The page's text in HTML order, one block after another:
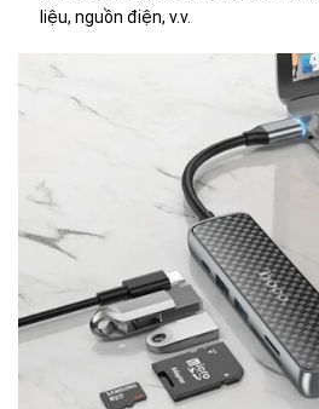
liệu, nguồn điện, v.v.